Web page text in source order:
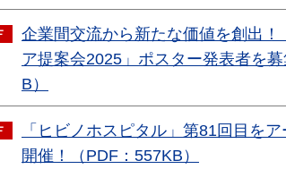
企業間交流から新たな価値を創出！
ア提案会2025」ポスター発表者を
B）
「ヒビノホスピタル」第81回目を
開催！（PDF：557KB）